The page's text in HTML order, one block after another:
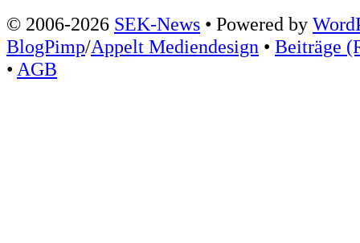
© 2006-2026 SEK-News • Powered by
BlogPimp/Appelt Mediendesign • Beiträge
• AGB